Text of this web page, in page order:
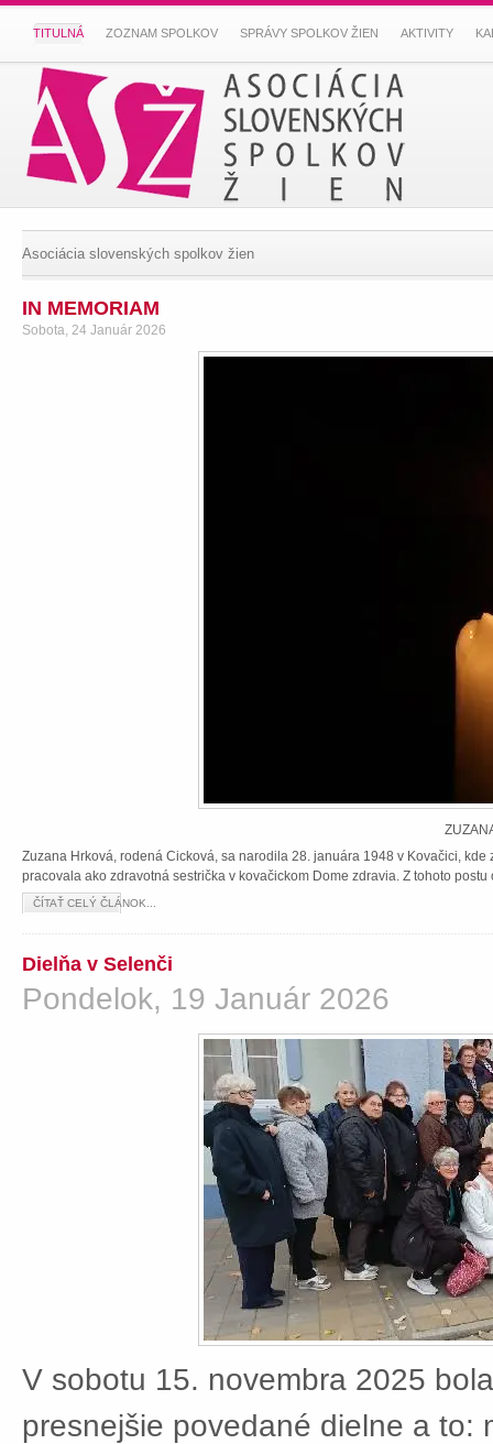
TITULNÁ ZOZNAM SPOLKOV SPRÁVY SPOLKOV ŽIEN AKTIVITY
Asociácia slovenských spolkov žien
IN MEMORIAM
Sobota, 24 Január 2026
Zuzana Hrková, rodená Cicková, sa narodila 28. januára 1948 v Kovačici,
pracovala ako zdravotná sestrička v kovačickom Dome zdravia. Z tohoto
ČÍTAŤ CELÝ ČLÁNOK...
Dielňa v Selenči
Pondelok, 19 Január 2026
V sobotu 15. novembra 2025
presnejšie povedané dielne a to: